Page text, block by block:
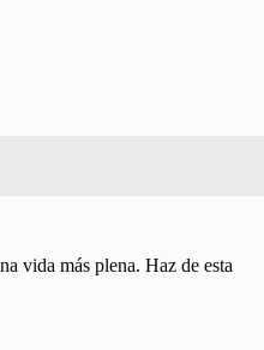
vida más plena. Haz de esta